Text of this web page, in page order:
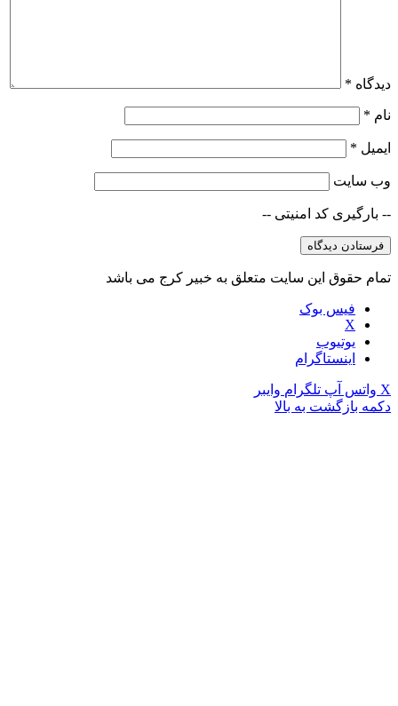
دیدگاه *
نام *
ایمیل *
وب‌ سایت
-- بارگیری کد امنیتی --
تمام حقوق این سایت متعلق به خبیر کرج می باشد
فیس بوک
X
یوتیوب
اینستاگرام
X واتس آپ تلگرام وایبر
دکمه بازگشت به بالا